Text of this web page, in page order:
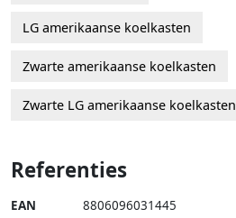
LG amerikaanse koelkasten
Zwarte amerikaanse koelkasten
Zwarte LG amerikaanse koelkasten
Referenties
EAN 8806096031445